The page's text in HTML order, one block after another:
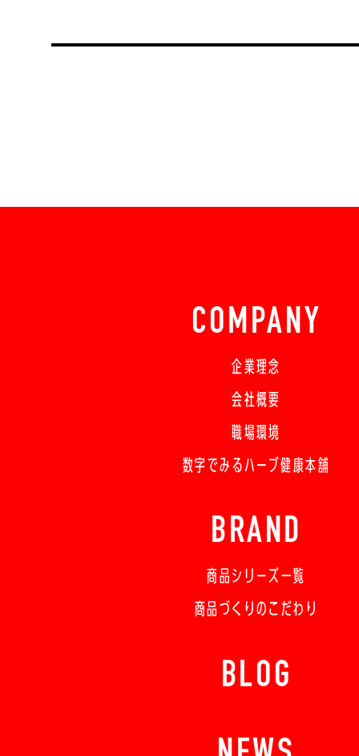
COMPANY
企業理念
会社概要
職場環境
数字でみるハーブ健康本舗
BRAND
商品シリーズ一覧
商品づくりのこだわり
BLOG